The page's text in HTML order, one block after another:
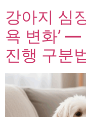
강아지 심
욕 변화’ —
진행 구분